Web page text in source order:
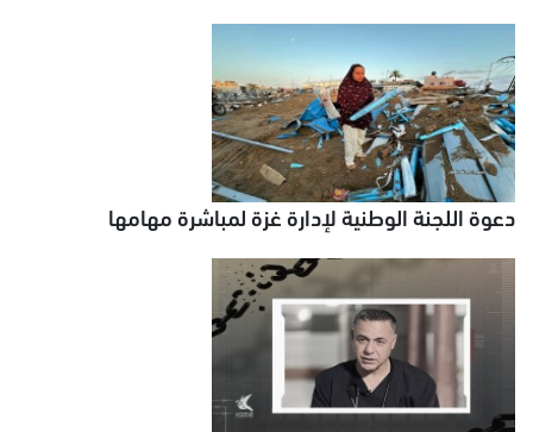
دعوة اللجنة الوطنية لإدارة غزة لمباشرة مهامها